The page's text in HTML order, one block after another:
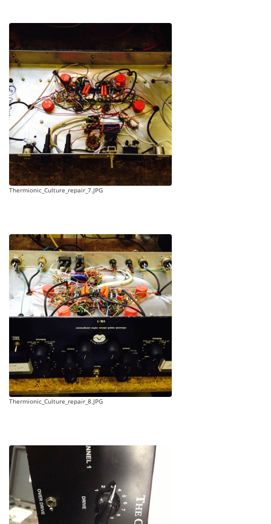
Thermionic_Culture_repair_7.JPG
Thermionic_Culture_repair_8.JPG